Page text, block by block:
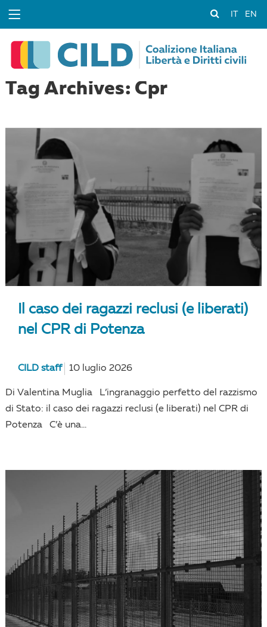
EN
Tag Archives: Cpr
Il caso dei ragazzi reclusi (e liberati)
nel CPR di Potenza
CILD staff 10 luglio 2026
Di Valentina Muglia L’ingranaggio perfetto del razzismo
di Stato: il caso dei ragazzi reclusi (e liberati) nel CPR di
Potenza C’è una...